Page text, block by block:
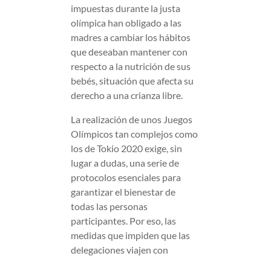
impuestas durante la justa
olímpica han obligado a las
madres a cambiar los hábitos
que deseaban mantener con
respecto a la nutrición de sus
bebés, situación que afecta su
derecho a una crianza libre.
La realización de unos Juegos
Olímpicos tan complejos como
los de Tokio 2020 exige, sin
lugar a dudas, una serie de
protocolos esenciales para
garantizar el bienestar de
todas las personas
participantes. Por eso, las
medidas que impiden que las
delegaciones viajen con